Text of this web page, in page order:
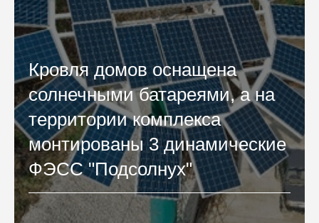
Кровля домов оснащена
солнечными батареями, а на
территории комплекса
монтированы 3 динамические
ФЭСС "Подсолнух"